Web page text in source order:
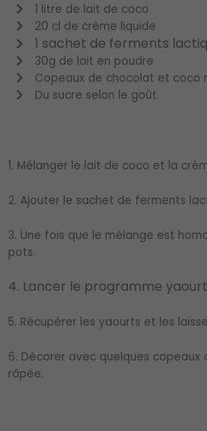
1 litre de lait de coco
20 cl de crème liquide
1 sachet de ferments
30g de lait en poudre
Copeaux de chocolat et coco
Du sucre selon le goût
1. Mélanger le lait de coco et la
2. Ajouter le sachet de ferments
3. Une fois que le mélange est
pots.
4. Lancer le programme
5. Récupérer les yaourts et les
6. Décorer avec quelques
râpée.